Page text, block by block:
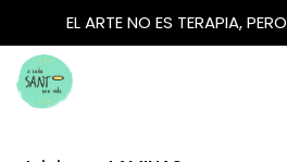
EL ARTE NO ES TERAPIA,